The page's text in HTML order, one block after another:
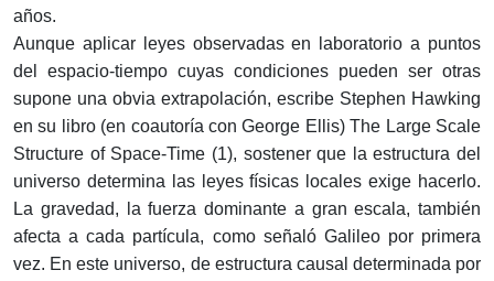
años.
Aunque aplicar leyes observadas en laboratorio a puntos
del espacio-tiempo cuyas condiciones pueden ser otras
supone una obvia extrapolación, escribe Stephen Hawking
en su libro (en coautoría con George Ellis) The Large Scale
Structure of Space-Time (1), sostener que la estructura del
universo determina las leyes físicas locales exige hacerlo.
La gravedad, la fuerza dominante a gran escala, también
afecta a cada partícula, como señaló Galileo por primera
vez. En este universo, de estructura causal determinada por